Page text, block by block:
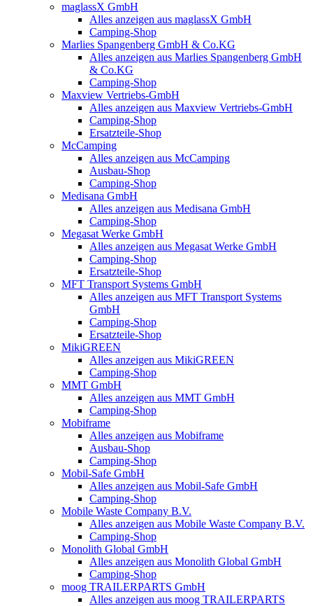
maglassX GmbH
Alles anzeigen aus maglassX GmbH
Camping-Shop
Marlies Spangenberg GmbH & Co.KG
Alles anzeigen aus Marlies Spangenberg GmbH
& Co.KG
Camping-Shop
Maxview Vertriebs-GmbH
Alles anzeigen aus Maxview Vertriebs-GmbH
Camping-Shop
Ersatzteile-Shop
McCamping
Alles anzeigen aus McCamping
Ausbau-Shop
Camping-Shop
Medisana GmbH
Alles anzeigen aus Medisana GmbH
Camping-Shop
Megasat Werke GmbH
Alles anzeigen aus Megasat Werke GmbH
Camping-Shop
Ersatzteile-Shop
MFT Transport Systems GmbH
Alles anzeigen aus MFT Transport Systems
GmbH
Camping-Shop
Ersatzteile-Shop
MikiGREEN
Alles anzeigen aus MikiGREEN
Camping-Shop
MMT GmbH
Alles anzeigen aus MMT GmbH
Camping-Shop
Mobiframe
Alles anzeigen aus Mobiframe
Ausbau-Shop
Camping-Shop
Mobil-Safe GmbH
Alles anzeigen aus Mobil-Safe GmbH
Camping-Shop
Mobile Waste Company B.V.
Alles anzeigen aus Mobile Waste Company B.V.
Camping-Shop
Monolith Global GmbH
Alles anzeigen aus Monolith Global GmbH
Camping-Shop
moog TRAILERPARTS GmbH
Alles anzeigen aus moog TRAILERPARTS